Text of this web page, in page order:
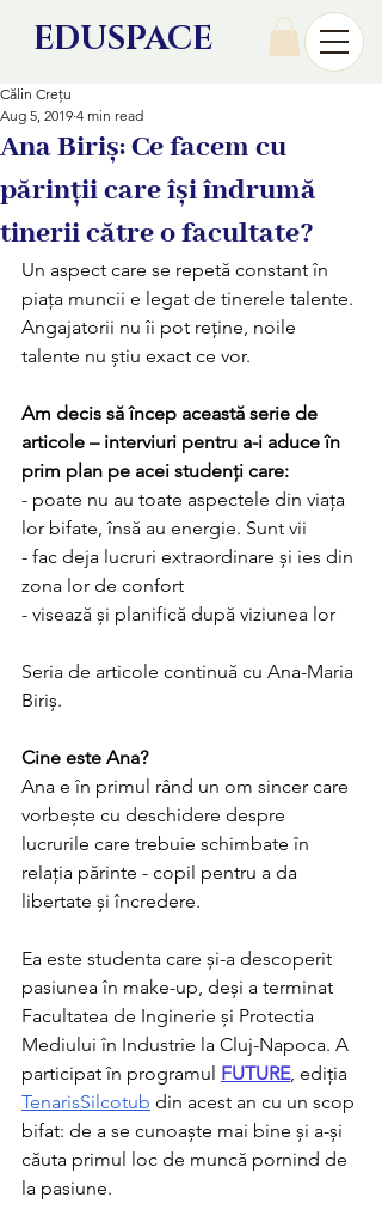
EDUSPACE
Ana Biriș: Ce facem cu
părinții care își îndrumă
tinerii către o facultate?
Călin Crețu
Aug 5, 2019 4 min read
Un aspect care se repetă constant în
piața muncii e legat de tinerele talente.
Angajatorii nu îi pot reține, noile
talente nu știu exact ce vor.
Am decis să încep această serie de
articole – interviuri pentru a-i aduce în
prim plan pe acei studenți care:
- poate nu au toate aspectele din viața
lor bifate, însă au energie. Sunt vii
- fac deja lucruri extraordinare și ies din
zona lor de confort
- visează și planifică după viziunea lor
Seria de articole continuă cu Ana-Maria
Biriș.
Cine este Ana?
Ana e în primul rând un om sincer care
vorbește cu deschidere despre
lucrurile care trebuie schimbate în
relația părinte - copil pentru a da
libertate și încredere.
Ea este studenta care și-a descoperit
pasiunea în make-up, deși a terminat
Facultatea de Inginerie și Protectia
Mediului în Industrie la Cluj-Napoca. A
participat în programul FUTURE, ediția
TenarisSilcotub din acest an cu un scop
bifat: de a se cunoaște mai bine și a-și
căuta primul loc de muncă pornind de
la pasiune.